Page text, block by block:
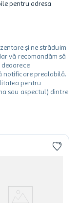
pentru adresa
și ne străduim
vă recomandăm să
notificare prealabilă.
pentru
sau aspectul) dintre